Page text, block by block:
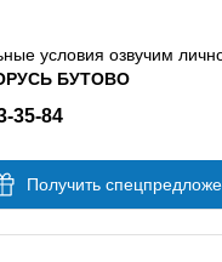
условия озвучим
БУТОВО
35-84
Получить